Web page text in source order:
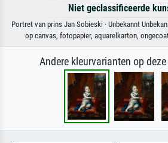
Niet geclassificeerde
Portret van prins Jan Sobieski · Unbekannt
op canvas, fotopapier, aquarelkarton,
Andere kleurvarianten op